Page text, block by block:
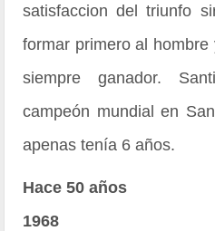
satisfaccion del triunfo
formar primero al
siempre ganador.
campeón mundial en
apenas tenía 6 años.
Hace 50 años
1968